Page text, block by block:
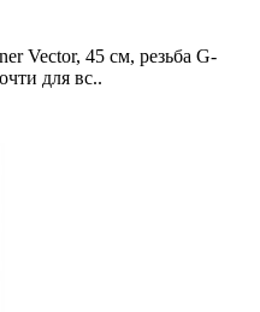
Vector, 45 см, резьба G-
для вс..